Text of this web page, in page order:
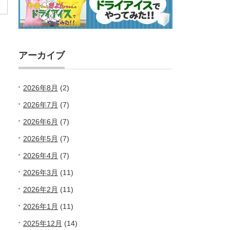
アーカイブ
2026年8月 (2)
2026年7月 (7)
2026年6月 (7)
2026年5月 (7)
2026年4月 (7)
2026年3月 (11)
2026年2月 (11)
2026年1月 (11)
2025年12月 (14)